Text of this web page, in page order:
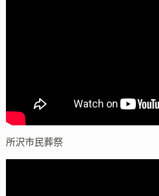
所沢市民葬祭